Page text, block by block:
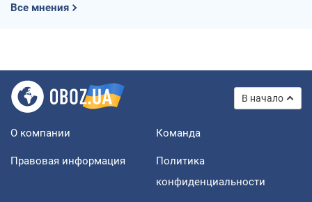
Все мнения
В начало
О компании Команда
Правовая информация
Политика
конфиденциальности